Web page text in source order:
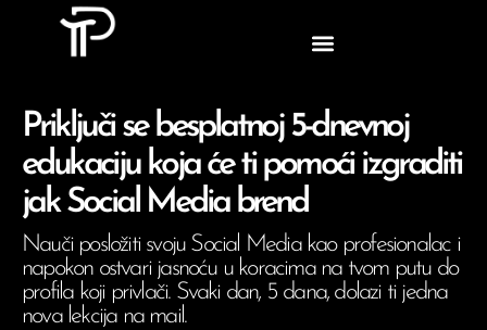
Priključi se besplatnoj 5-dnevnoj
edukaciju koja će ti pomoći izgraditi
jak Social Media brend
Nauči posložiti svoju Social Media kao profesionalac i
napokon ostvari jasnoću u koracima na tvom putu do
profila koji privlači. Svaki dan, 5 dana, dolazi ti jedna
nova lekcija na mail.